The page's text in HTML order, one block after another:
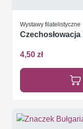
Wystawy filatelistyczne
4,50 zł